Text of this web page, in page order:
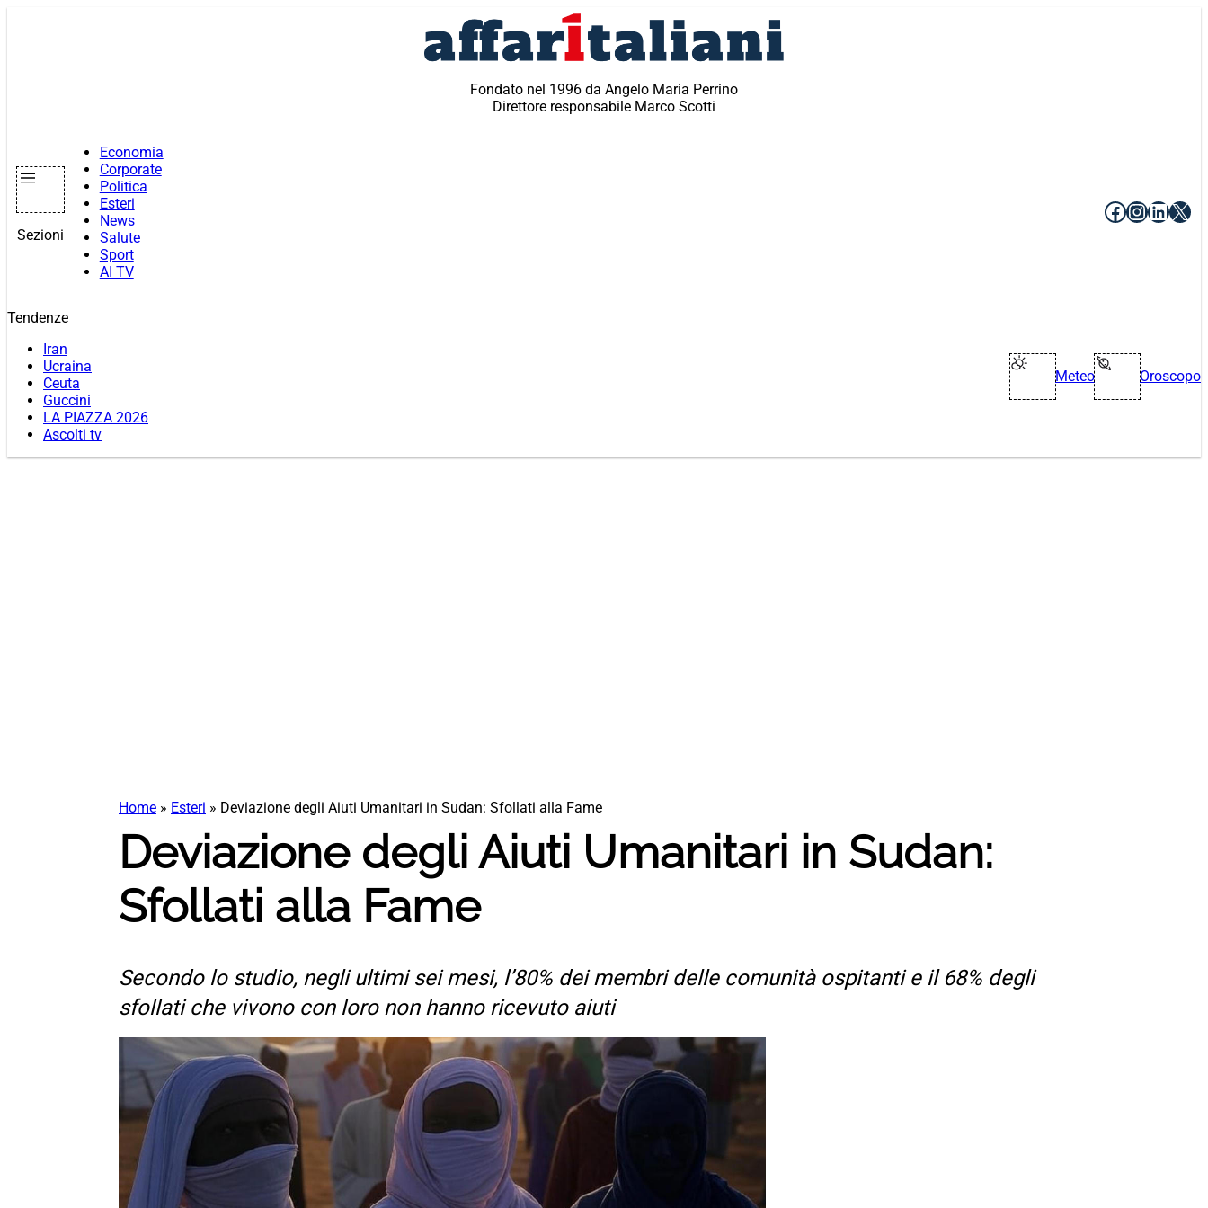
Fondato nel 1996 da Angelo Maria Perrino
Direttore responsabile Marco Scotti
Sezioni
Economia
Corporate
Politica
Esteri
News
Salute
Sport
AI TV
Facebook
X
Tendenze
Iran
Ucraina
Ceuta
Guccini
LA PIAZZA 2026
Ascolti tv
Meteo Oroscopo
Home » Esteri » Deviazione degli Aiuti Umanitari in Sudan: Sfollati alla Fame
Deviazione degli Aiuti Umanitari in Sudan:
Sfollati alla Fame
Secondo lo studio, negli ultimi sei mesi, l’80% dei membri delle comunità ospitanti e il 68% degli
sfollati che vivono con loro non hanno ricevuto aiuti